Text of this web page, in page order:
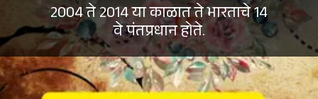
2004 ते 2014 या काळात ते भारताचे 14
वे पंतप्रधान होते.